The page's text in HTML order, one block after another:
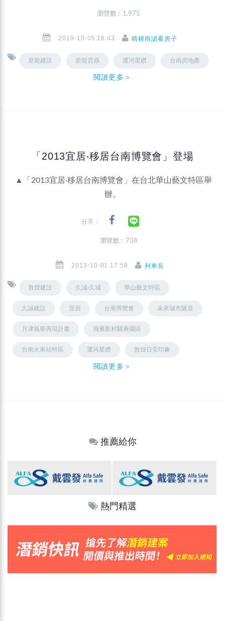
瀏覽數 : 1,975
2019-10-05 18:43 晴耕雨讀看房子
皇龍建設 皇龍雲鼎 運河星鑽 台南房地產
閱讀更多＞
「2013宜居‧移居台南博覽會」登場
▲「2013宜居‧移居台南博覽會」在台北華山藝文特區舉
辦。
分享：
瀏覽數 : 738
2013-10-01 17:58 列車長
敦煌建設 久誠‧久城 華山藝文特區
久誠建設 宜居 台南博覽會 未來城市隧道
月津風華再現計畫 飛雁新村醫療園區
台南火車站特區 運河星鑽 敦煌日安印象
閱讀更多＞
推薦給你
熱門精選